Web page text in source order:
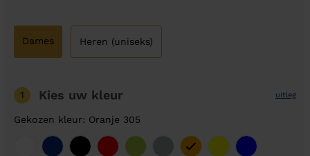
Dames Heren (uniseks)
1 Kies uw kleur uitleg
Gekozen kleur: Oranje 305